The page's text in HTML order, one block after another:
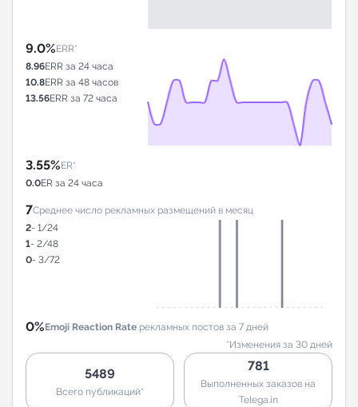
9.0%ERR*
8.96ERR за 24 часа
10.8ERR за 48 часов
13.56ERR за 72 часа
3.55%ER*
0.0ER за 24 часа
7Среднее число рекламных размещений в месяц
2- 1/24
1- 2/48
0- 3/72
0%Emoji Reaction Rate рекламных постов за 7 дней
*Изменения за 30 дней
5489
Всего публикаций*
781
Выполненных заказов на
Telega.in